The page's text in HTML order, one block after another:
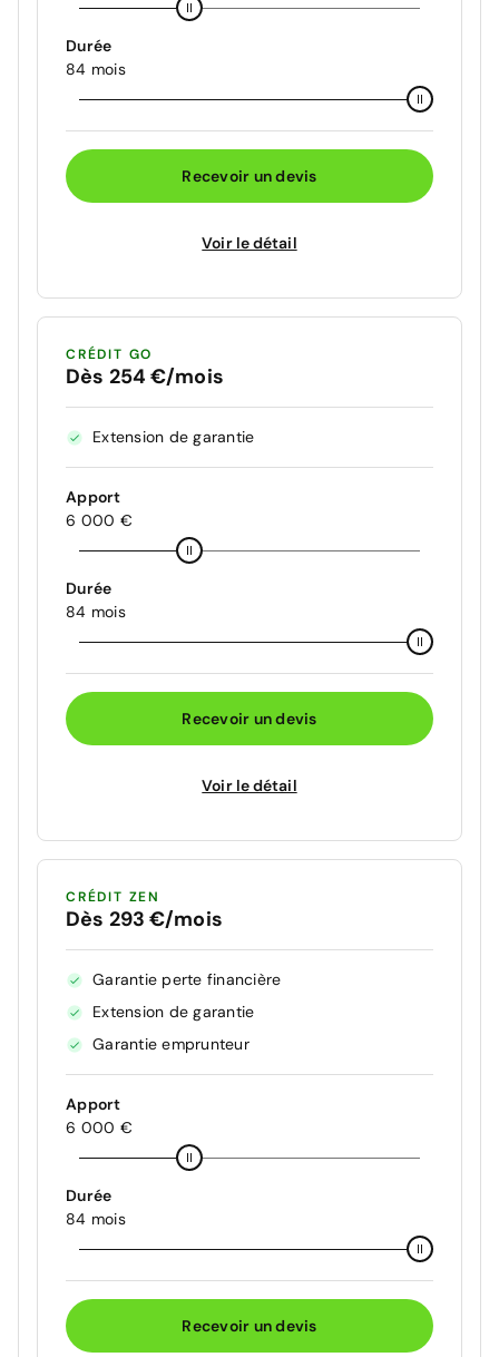
Durée
84 mois
Recevoir un devis
Voir le détail
CRÉDIT GO
Dès 254 €/mois
Extension de garantie
Apport
6 000 €
Durée
84 mois
Recevoir un devis
Voir le détail
CRÉDIT ZEN
Dès 293 €/mois
Garantie perte financière
Extension de garantie
Garantie emprunteur
Apport
6 000 €
Durée
84 mois
Recevoir un devis